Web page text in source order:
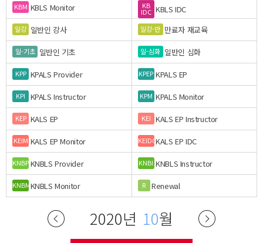
KBM KBLS Monitor KB
IDC KBLS IDC
일강 일반인 강사 일강-만 만료자 재교육
일-기초 일반인 기초 일-심화 일반인 심화
KPP KPALS Provider KPEP KPALS EP
KPI KPALS Instructor KPM KPALS Monitor
KEP KALS EP KEI KALS EP Instructor
KEIM KALS EP Monitor KEIDCKALS EP IDC
KNBPKNBLS Provider KNBI KNBLS Instructor
KNBMKNBLS Monitor R Renewal
2020년 10월